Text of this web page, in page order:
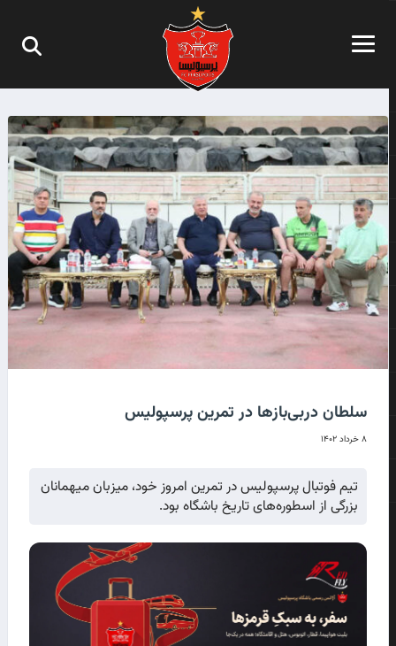
سلطان دربی‌بازها در تمرین پرسپولیس
۸ خرداد ۱۴۰۲
تیم فوتبال پرسپولیس در تمرین امروز خود، میزبان میهمانان
بزرگی از اسطوره‌های تاریخ باشگاه بود.